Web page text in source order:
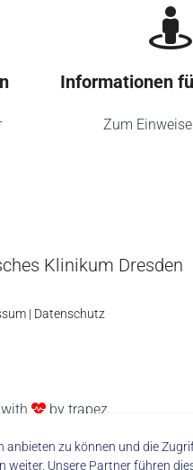
Informationen
Zum
Klinikum Dresden
| Datenschutz
by trapez
zu können und die
Unsere Partner führen